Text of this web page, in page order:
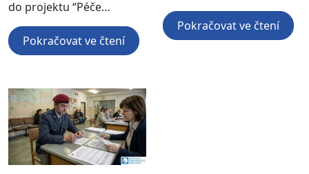
do projektu “Péče…
Pokračovat ve čtení
Pokračovat ve čtení